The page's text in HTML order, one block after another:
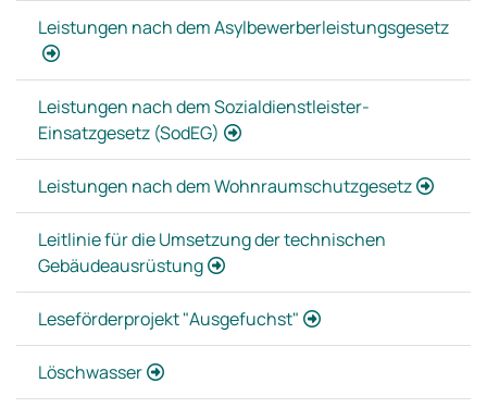
Leistungen nach dem Asylbewerberleistungsgesetz
Leistungen nach dem Sozialdienstleister-
Einsatzgesetz (SodEG)
Leistungen nach dem Wohnraumschutzgesetz
Leitlinie für die Umsetzung der technischen
Gebäudeausrüstung
Leseförderprojekt "Ausgefuchst"
Löschwasser